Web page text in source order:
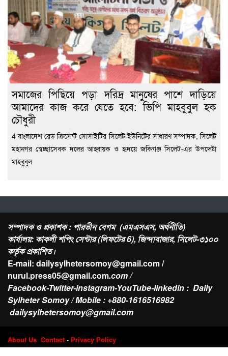
সমাজের পিছিয়ে পড়া দরিদ্র মানুষের পাশে দাড়িয়ে
আমাদের কাজ করে যেতে হবে: ভিপি মাহবুবুল হক
চৌধুরী
4 বাংলাদেশ রেড ক্রিসেন্ট সোসাইটির সিলেট ইউনিটের সাধারণ সম্পাদক, সিলেট
মহানগর স্বেচ্ছাসেবক দলের আহ্বায়ক ও হৃদয়ে জকিগঞ্জ সিলেট-এর উপদেষ্টা
মাহবুবুল
সম্পাদক ও প্রকাশক : পারভীন বেগম (এমএসএস, অর্থনীতি)
কার্যালয়: কাকলী শপিং সেন্টার (লিফটের 6), জিন্দাবাজার, সিলেট-৩১০০
কর্তৃক প্রকাশিত।
E-mail: dailysylhetersomoy@gmail.com /
nurul.press05@gmail.com.com /
Facebook-Twitter-instagram-YouTube-linkedin : Daily
Sylheter Somoy / Mobile : +880-1616516982
dailysylhetersomoy@gmail.com
About Us Contact - Privacy Policy
Design & Developed byWeb Nest